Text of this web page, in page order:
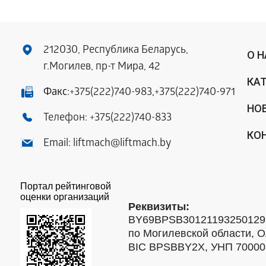
212030, Республика Беларусь,
г.Могилев, пр-т Мира, 42
Факс:+375(222)740-983,+375(222)740-971
Телефон: +375(222)740-833
Email: liftmach@liftmach.by
О
Портал рейтинговой
оценки организаций
Реквизиты:
по Могилевской области,
BIC BPSBBY2X, УНП